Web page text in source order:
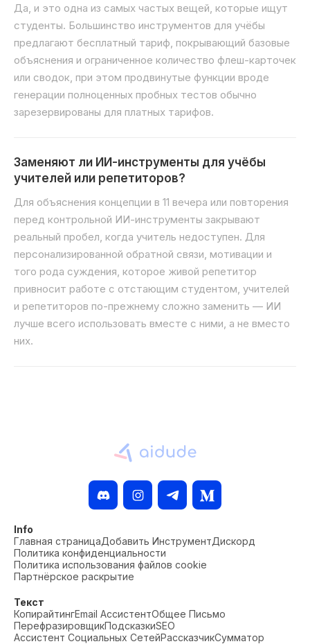
Да, и это одна из самых частых вещей, которые ищут
студенты. Большинство инструментов для учёбы
предлагают бесплатный тариф, покрывающий базовые
объяснения и ограниченное количество флеш-карточек
или сводок, при этом продвинутые функции вроде
генерации полноценных пробных тестов обычно
зарезервированы для платных тарифов.
Заменяют ли ИИ-инструменты для учёбы
учителей или репетиторов?
Для объяснения концепции в 11 вечера или повторения
перед контрольной ИИ-инструменты закрывают
реальный пробел, когда учитель недоступен. Для
персонализированной обратной связи, мотивации и
того рода суждения, которое живой репетитор
привносит работе с отстающим студентом, учителей
и репетиторов по-прежнему сложно заменить — ИИ
лучше всего использовать вместе с ними, а не вместо
них.
Info
Главная страницаДобавить ИнструментДискорд
Политика конфиденциальности
Политика использования файлов cookie
Партнёрское раскрытие
Текст
КопирайтингEmail АссистентОбщее Письмо
ПерефразировщикПодсказкиSEO
Ассистент Социальных СетейРассказчикСумматор